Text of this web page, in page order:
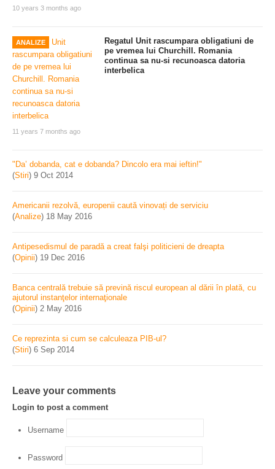
10 years 3 months ago
ANALIZE
11 years 7 months ago
Regatul Unit rascumpara obligatiuni de
pe vremea lui Churchill. Romania
continua sa nu-si recunoasca datoria
interbelica
"Da’ dobanda, cat e dobanda? Dincolo era mai ieftin!"
(Stiri) 9 Oct 2014
Americanii rezolvă, europenii caută vinovați de serviciu
(Analize) 18 May 2016
Antipesedismul de paradă a creat falşi politicieni de dreapta
(Opinii) 19 Dec 2016
Banca centrală trebuie să prevină riscul european al dării în plată, cu
ajutorul instanţelor internaţionale
(Opinii) 2 May 2016
Ce reprezinta si cum se calculeaza PIB-ul?
(Stiri) 6 Sep 2014
Leave your comments
Login to post a comment
Username
Password